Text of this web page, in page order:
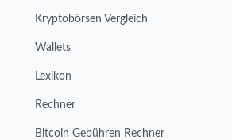
Kryptobörsen Vergleich
Wallets
Lexikon
Rechner
Bitcoin Gebühren Rechner